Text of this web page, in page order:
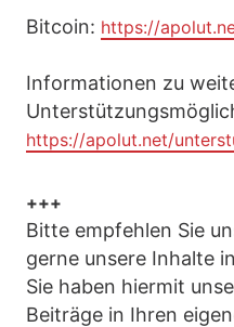
Bitcoin: https://
Informationen zu
https://apolut.net/
+++
Bitte empfehlen Sie
gerne unsere Inhalte
Sie haben hiermit
Beiträge in Ihren